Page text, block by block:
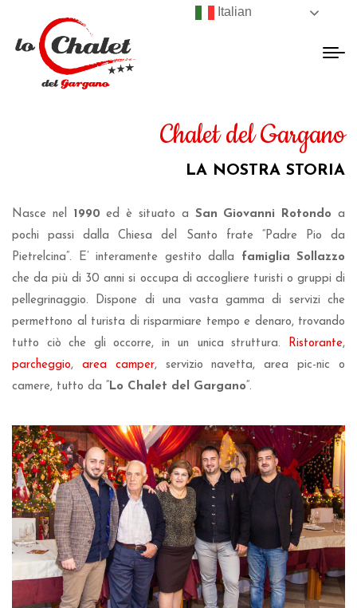
Chalet del Gargano
LA NOSTRA STORIA
Nasce nel 1990 ed è situato a San Giovanni Rotondo a
pochi passi dalla Chiesa del Santo frate “Padre Pio da
Pietrelcina”. E’ interamente gestito dalla famiglia Sollazzo
che da più di 30 anni si occupa di accogliere turisti o gruppi di
pellegrinaggio. Dispone di una vasta gamma di servizi che
permettono al turista di risparmiare tempo e denaro, trovando
tutto ciò che gli occorre, in un unica struttura. Ristorante,
parcheggio, area camper, servizio navetta, area pic-nic o
camere, tutto da “ Lo Chalet del Gargano “.
Italian